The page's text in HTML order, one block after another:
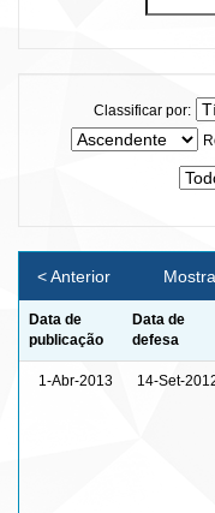
Classificar por:
< Anterior
Data de
publicação
Data de
defesa
1-Abr-2013 14-Set-